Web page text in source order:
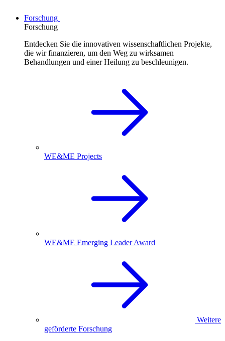
Forschung
Forschung
Entdecken Sie die innovativen wissenschaftlichen Projekte,
die wir finanzieren, um den Weg zu wirksamen
Behandlungen und einer Heilung zu beschleunigen.
WE&ME Projects
WE&ME Emerging Leader Award
Weitere
geförderte Forschung